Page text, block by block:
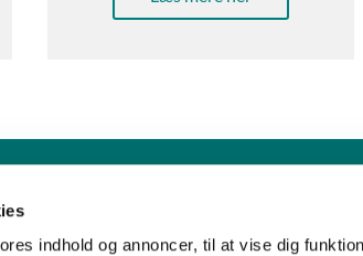
indhold og annoncer, til at vise dig
Telefon: 91 17 43 88